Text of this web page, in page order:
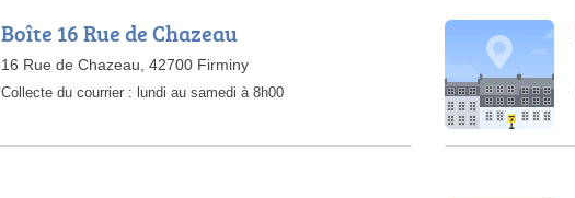
Boîte 16 Rue de Chazeau
16 Rue de Chazeau, 42700 Firminy
Collecte du courrier : lundi au samedi à 8h00